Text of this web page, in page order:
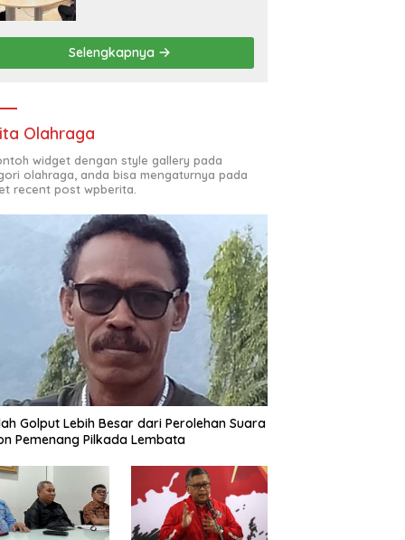
Selengkapnya
Olahraga
widget dengan style gallery pada
olahraga, anda bisa mengaturnya pada
recent post wpberita.
Golput Lebih Besar dari Perolehan Suara
Pemenang Pilkada Lembata